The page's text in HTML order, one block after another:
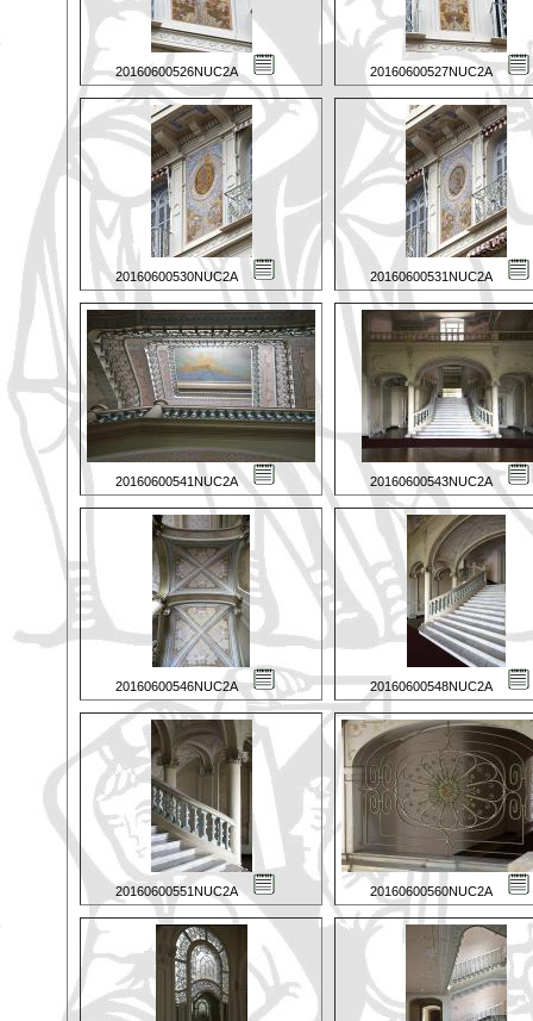
20160600526NUC2A 20160600527NUC2A
20160600530NUC2A 20160600531NUC2A
20160600541NUC2A 20160600543NUC2A
20160600546NUC2A 20160600548NUC2A
20160600551NUC2A 20160600560NUC2A